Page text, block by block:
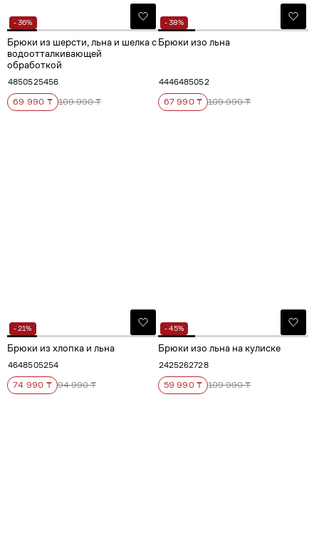
- 36%
Брюки из шерсти, льна и шелка с
водоотталкивающей
обработкой
4850525456
69 990 ₸ 109 990 ₸
- 38%
Брюки изо льна
4446485052
67 990 ₸ 109 990 ₸
- 21%
Брюки из хлопка и льна
4648505254
74 990 ₸ 94 990 ₸
- 45%
Брюки изо льна на кулиске
2425262728
59 990 ₸ 109 990 ₸